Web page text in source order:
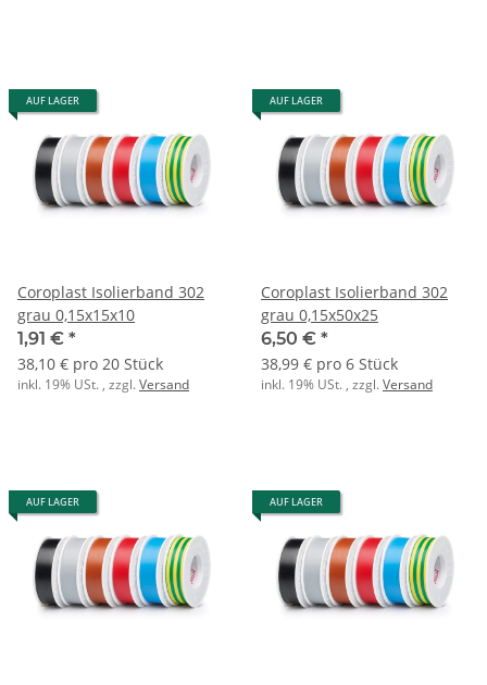
AUF LAGER
Coroplast Isolierband 302
grau 0,15x15x10
1,91 € *
38,10 € pro 20 Stück
inkl. 19% USt. , zzgl.Versand
AUF LAGER
Coroplast Isolierband 302
grau 0,15x50x25
6,50 € *
38,99 € pro 6 Stück
inkl. 19% USt. , zzgl.Versand
AUF LAGER AUF LAGER